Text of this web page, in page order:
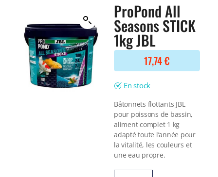
BONNES AFFAIRES
Voir tout
DERNIERS ARRIVAGES
Voir tout
Voir tout
NOURRITURE
Nourriture Lyophilisée
Nourriture sèche
Nourriture vivante
Spéciale herbivores
Spécifique
Voir tout
TRAITEMENT DE L'EAU
Spécial bassin
Additifs
Engrais
ProPond All
Seasons STICK
1kg JBL
17,74€
En stock
Bâtonnets flottants JBL
pour poissons de bassin,
aliment complet 1 kg
adapté toute l’année pour
la vitalité, les couleurs et
une eau propre.